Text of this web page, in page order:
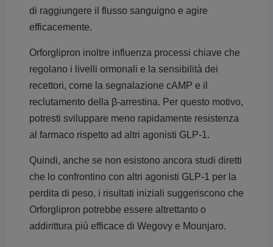
di raggiungere il flusso sanguigno e agire
efficacemente.
Orforglipron inoltre influenza processi chiave che
regolano i livelli ormonali e la sensibilità dei
recettori, come la segnalazione cAMP e il
reclutamento della β-arrestina. Per questo motivo,
potresti sviluppare meno rapidamente resistenza
al farmaco rispetto ad altri agonisti GLP-1.
Quindi, anche se non esistono ancora studi diretti
che lo confrontino con altri agonisti GLP-1 per la
perdita di peso, i risultati iniziali suggeriscono che
Orforglipron potrebbe essere altrettanto o
addirittura più efficace di Wegovy e Mounjaro.